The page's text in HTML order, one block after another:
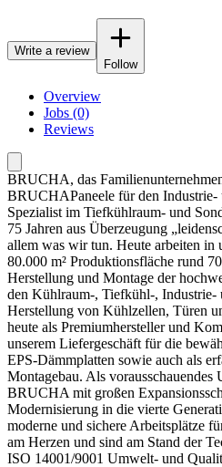
Write a review
Follow
Overview
Jobs (0)
Reviews
BRUCHA, das
BRUCHAPaneele für den Industrie-
Spezialist im Tiefkühlraum- und
75 Jahren aus Überzeugung
allem was wir tun. Heute arbeiten in
80.000 m² Produktionsfläche rund
Herstellung und Montage der
den Kühlraum-, Tiefkühl-, Industrie-
Herstellung von Kühlzellen, Türen
heute als Premiumhersteller und
unserem Liefergeschäft für die
EPS-Dämmplatten sowie auch als
Montagebau. Als
BRUCHA mit großen
Modernisierung in die vierte
moderne und sichere Arbeitsplätze
am Herzen und sind am Stand der
ISO 14001/9001 Umwelt- und